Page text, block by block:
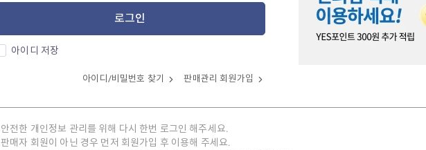
로그인
아이디 저장
아이디/비밀번호 찾기 판매관리 회원가입
안전한 개인정보 관리를 위해 다시 한번 로그인 해주세요.
판매자 회원이 아닌 경우 먼저 회원가입 후 이용해 주세요.